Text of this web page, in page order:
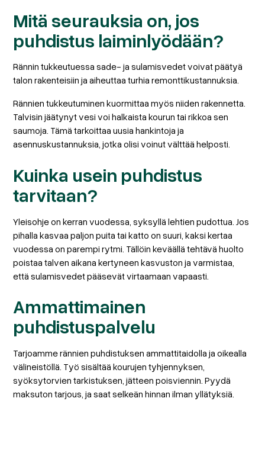
Mitä seurauksia on, jos
puhdistus laiminlyödään?
Rännin tukkeutuessa sade- ja sulamisvedet voivat päätyä
talon rakenteisiin ja aiheuttaa turhia remonttikustannuksia.
Rännien tukkeutuminen kuormittaa myös niiden rakennetta.
Talvisin jäätynyt vesi voi halkaista kourun tai rikkoa sen
saumoja. Tämä tarkoittaa uusia hankintoja ja
asennuskustannuksia, jotka olisi voinut välttää helposti.
Kuinka usein puhdistus
tarvitaan?
Yleisohje on kerran vuodessa, syksyllä lehtien pudottua. Jos
pihalla kasvaa paljon puita tai katto on suuri, kaksi kertaa
vuodessa on parempi rytmi. Tällöin keväällä tehtävä huolto
poistaa talven aikana kertyneen kasvuston ja varmistaa,
että sulamisvedet pääsevät virtaamaan vapaasti.
Ammattimainen
puhdistuspalvelu
Tarjoamme rännien puhdistuksen ammattitaidolla ja oikealla
välineistöllä. Työ sisältää kourujen tyhjennyksen,
syöksytorvien tarkistuksen, jätteen poisviennin. Pyydä
maksuton tarjous, ja saat selkeän hinnan ilman yllätyksiä.